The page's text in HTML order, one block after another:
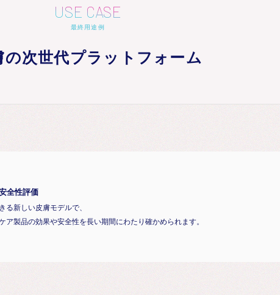
USE CASE
最終用途例
の次世代プラットフォーム
全性評価
る新しい皮膚モデルで、
ア製品の効果や安全性を長い期間にわたり確かめられます。